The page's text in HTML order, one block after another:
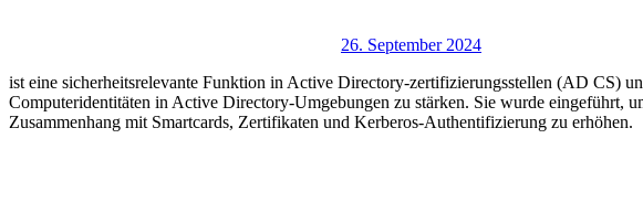
26. September 2024
ist eine sicherheitsrelevante Funktion in Active Directory-zertifizierungsstellen (AD CS)
Computeridentitäten in Active Directory-Umgebungen zu stärken. Sie wurde eingeführt,
Zusammenhang mit Smartcards, Zertifikaten und Kerberos-Authentifizierung zu erhöhen.